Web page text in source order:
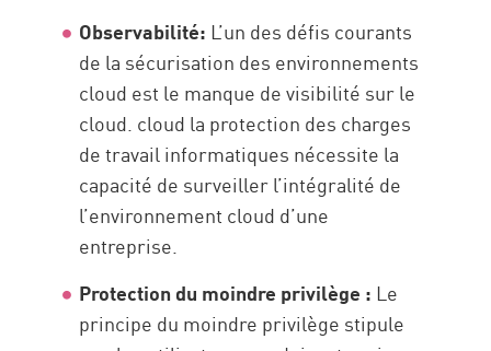
Observabilité: L’un des défis courants
de la sécurisation des environnements
cloud est le manque de visibilité sur le
cloud. cloud la protection des charges
de travail informatiques nécessite la
capacité de surveiller l’intégralité de
l’environnement cloud d’une
entreprise.
Protection du moindre privilège : Le
principe du moindre privilège stipule